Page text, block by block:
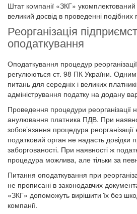
Штат компанії «ЗКГ»
великий досвід в проведенні
Реорганізація
оподаткування
Оподаткування процедур
регулюються ст. 98 ПК України. Одним
питань для середніх і великих
адміністрування податку на додану
Проведення процедури реорганізації
анулювання платника ПДВ. При
зобов’язання процедура
податковий орган не надасть довідки
заборгованості. При наявності ж
процедура можлива, але тільки за
Питання оподаткування при
не прописані в законодавчих
«ЗКГ» допоможуть вирішити їх без
компанії.